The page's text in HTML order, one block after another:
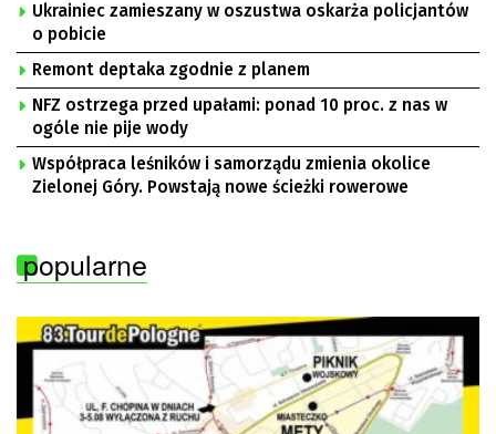
Ukrainiec zamieszany w oszustwa oskarża policjantów
o pobicie
Remont deptaka zgodnie z planem
NFZ ostrzega przed upałami: ponad 10 proc. z nas w
ogóle nie pije wody
Współpraca leśników i samorządu zmienia okolice
Zielonej Góry. Powstają nowe ścieżki rowerowe
popularne